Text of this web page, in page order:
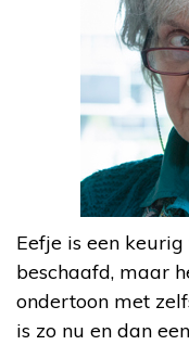
Eefje is een
beschaafd, maar
ondertoon met
is zo nu en dan